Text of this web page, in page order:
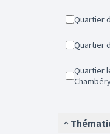
Quartier
Quartier
Quartier les Hauts de